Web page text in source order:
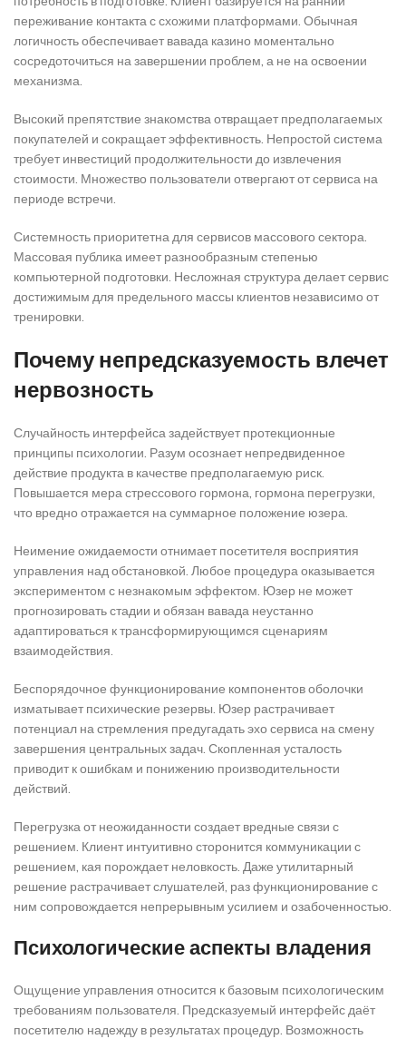
переживание контакта с схожими платформами. Обычная
логичность обеспечивает вавада казино моментально
сосредоточиться на завершении проблем, а не на освоении
механизма.
Высокий препятствие знакомства отвращает предполагаемых
покупателей и сокращает эффективность. Непростой система
требует инвестиций продолжительности до извлечения
стоимости. Множество пользователи отвергают от сервиса на
периоде встречи.
Системность приоритетна для сервисов массового сектора.
Массовая публика имеет разнообразным степенью
компьютерной подготовки. Несложная структура делает сервис
достижимым для предельного массы клиентов независимо от
тренировки.
Почему непредсказуемость влечет
нервозность
Случайность интерфейса задействует протекционные
принципы психологии. Разум осознает непредвиденное
действие продукта в качестве предполагаемую риск.
Повышается мера стрессового гормона, гормона перегрузки,
что вредно отражается на суммарное положение юзера.
Неимение ожидаемости отнимает посетителя восприятия
управления над обстановкой. Любое процедура оказывается
экспериментом с незнакомым эффектом. Юзер не может
прогнозировать стадии и обязан вавада неустанно
адаптироваться к трансформирующимся сценариям
взаимодействия.
Беспорядочное функционирование компонентов оболочки
изматывает психические резервы. Юзер растрачивает
потенциал на стремления предугадать эхо сервиса на смену
завершения центральных задач. Скопленная усталость
приводит к ошибкам и понижению производительности
действий.
Перегрузка от неожиданности создает вредные связи с
решением. Клиент интуитивно сторонится коммуникации с
решением, кая порождает неловкость. Даже утилитарный
решение растрачивает слушателей, раз функционирование с
ним сопровождается непрерывным усилием и озабоченностью.
Психологические аспекты владения
Ощущение управления относится к базовым психологическим
требованиям пользователя. Предсказуемый интерфейс даёт
посетителю надежду в результатах процедур. Возможность